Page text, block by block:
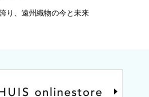
り、遠州織物の今と未来